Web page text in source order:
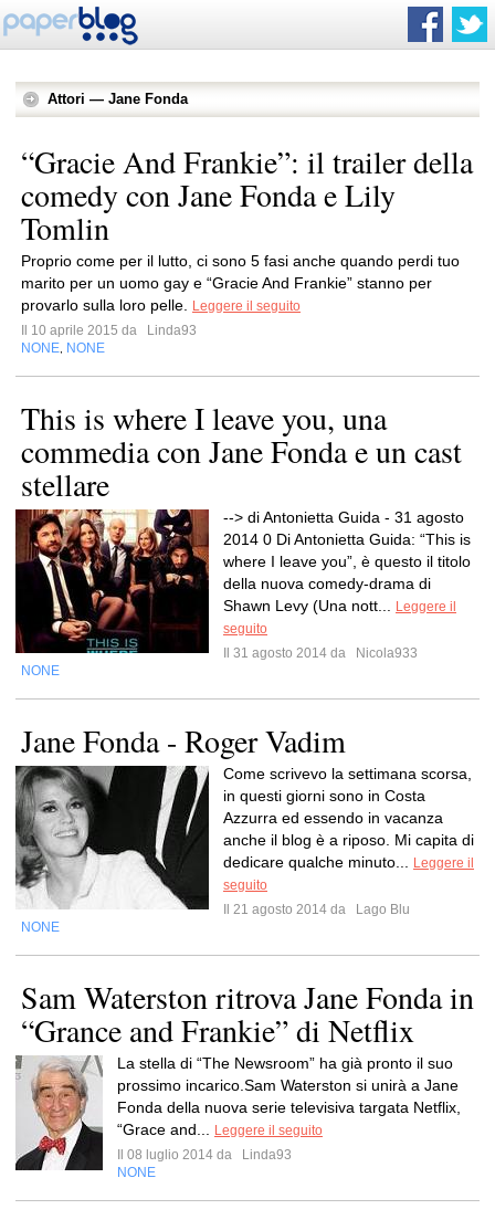
Attori — Jane Fonda
“Gracie And Frankie”: il trailer della
comedy con Jane Fonda e Lily
Tomlin
Proprio come per il lutto, ci sono 5 fasi anche quando perdi tuo
marito per un uomo gay e “Gracie And Frankie” stanno per
provarlo sulla loro pelle.
Leggere il seguito
Il 10 aprile 2015 da
Linda93
NONE NONE
This is where I leave you, una
commedia con Jane Fonda e un cast
stellare
--> di Antonietta Guida - 31 agosto
2014 0 Di Antonietta Guida: “This is
where I leave you”, è questo il titolo
della nuova comedy-drama di
Shawn Levy (Una nott...
Leggere il
seguito
Il 31 agosto 2014 da
Nicola933
NONE
Jane Fonda - Roger Vadim
Come scrivevo la settimana scorsa,
in questi giorni sono in Costa
Azzurra ed essendo in vacanza
anche il blog è a riposo. Mi capita di
dedicare qualche minuto...
Leggere il
seguito
Il 21 agosto 2014 da
Lago Blu
NONE
Sam Waterston ritrova Jane Fonda in
“Grance and Frankie” di Netflix
La stella di “The Newsroom” ha già pronto il suo
prossimo incarico.Sam Waterston si unirà a Jane
Fonda della nuova serie televisiva targata Netflix,
“Grace and...
Leggere il seguito
Il 08 luglio 2014 da
Linda93
NONE